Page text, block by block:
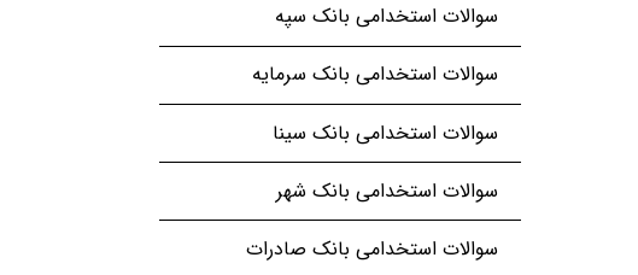
سوالات استخدامی بانک سپه
سوالات استخدامی بانک سرمایه
سوالات استخدامی بانک سینا
سوالات استخدامی بانک شهر
سوالات استخدامی بانک صادرات